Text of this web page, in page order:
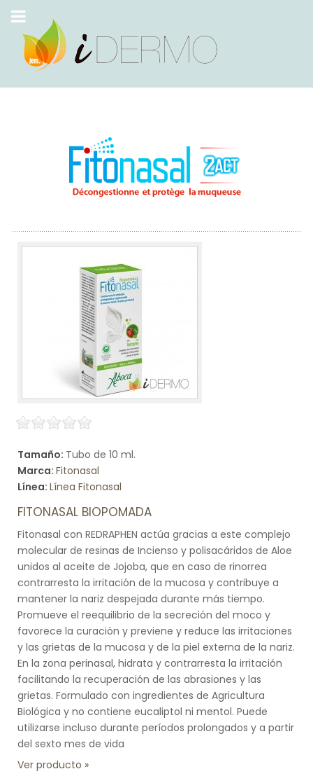
Tamaño: Tubo de 10 ml.
Marca: Fitonasal
Línea: Línea Fitonasal
FITONASAL BIOPOMADA
Fitonasal con REDRAPHEN actúa gracias a este complejo
molecular de resinas de Incienso y polisacáridos de Aloe
unidos al aceite de Jojoba, que en caso de rinorrea
contrarresta la irritación de la mucosa y contribuye a
mantener la nariz despejada durante más tiempo.
Promueve el reequilibrio de la secreción del moco y
favorece la curación y previene y reduce las irritaciones
y las grietas de la mucosa y de la piel externa de la nariz.
En la zona perinasal, hidrata y contrarresta la irritación
facilitando la recuperación de las abrasiones y las
grietas. Formulado con ingredientes de Agricultura
Biológica y no contiene eucaliptol ni mentol. Puede
utilizarse incluso durante períodos prolongados y a partir
del sexto mes de vida
Ver producto